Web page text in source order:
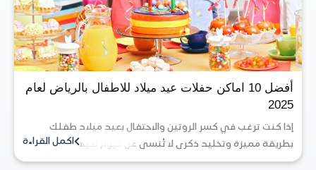
أفضل 10 اماكن حفلات عيد ميلاد للاطفال بالرياض لعام
2025
إذا كنت ترغب في كسر الروتين والاحتفال بعيد ميلاد طفلك
بطريقة مميزة وتخليد ذكرى لا تُنسى عن اليوم لديهم؟ إذًا ...
اكمل القراءة